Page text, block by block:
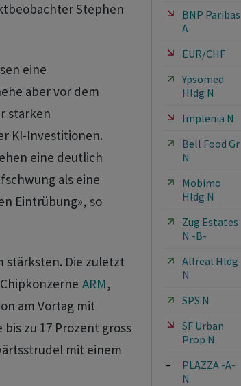
Stephen
eine
aber vor dem
starken
KI-Investitionen.
eine deutlich
als eine
Eintrübung», so
stärksten. Die zuletzt
ARM,
am Vortag mit
zu 17 Prozent gross
mit einem
BNP Paribas
A
EUR/CHF
Ypsomed
Hldg N
Implenia N
Bell Food Gr
N
Mobimo
Hldg N
Zug Estates
N -B-
Allreal Hldg
N
SPS N
SF Urban
Prop N
–
PLAZZA -A-
N